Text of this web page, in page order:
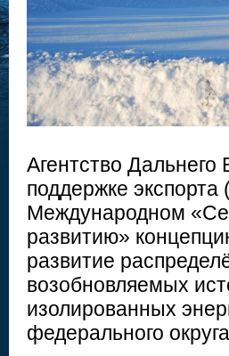
Агентство
поддержке
Международном
развитию»
развитие
возобновляемых
изолированных
федерального